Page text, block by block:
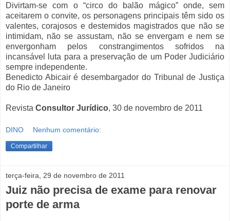
Divirtam-se com o “circo do balão mágico” onde, sem
aceitarem o convite, os personagens principais têm sido os
valentes, corajosos e destemidos magistrados que não se
intimidam, não se assustam, não se envergam e nem se
envergonham pelos constrangimentos sofridos na
incansável luta para a preservação de um Poder Judiciário
sempre independente.
Benedicto Abicair é desembargador do Tribunal de Justiça
do Rio de Janeiro
Revista Consultor Jurídico, 30 de novembro de 2011
DINO Nenhum comentário:
Compartilhar
terça-feira, 29 de novembro de 2011
Juiz não precisa de exame para renovar
porte de arma